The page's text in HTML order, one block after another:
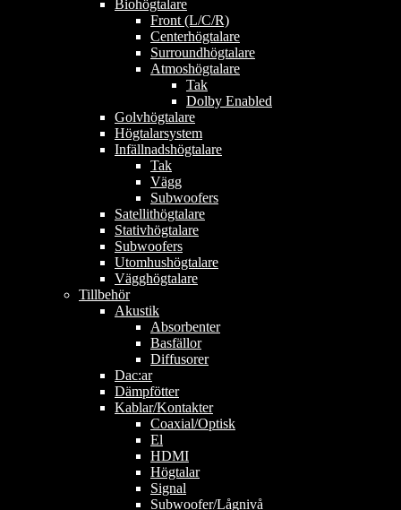
Biohögtalare
Front (L/C/R)
Centerhögtalare
Surroundhögtalare
Atmoshögtalare
Tak
Dolby Enabled
Golvhögtalare
Högtalarsystem
Infällnadshögtalare
Tak
Vägg
Subwoofers
Satellithögtalare
Stativhögtalare
Subwoofers
Utomhushögtalare
Vägghögtalare
Tillbehör
Akustik
Absorbenter
Basfällor
Diffusorer
Dac:ar
Dämpfötter
Kablar/Kontakter
Coaxial/Optisk
El
HDMI
Högtalar
Signal
Subwoofer/Lågnivå